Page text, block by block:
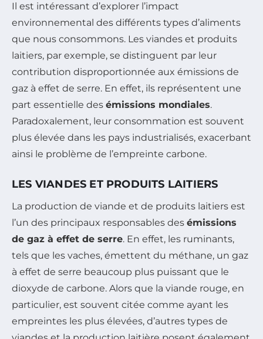
Il est intéressant d’explorer l’impact
environnemental des différents types d’aliments
que nous consommons. Les viandes et produits
laitiers, par exemple, se distinguent par leur
contribution disproportionnée aux émissions de
gaz à effet de serre. En effet, ils représentent une
part essentielle des émissions mondiales.
Paradoxalement, leur consommation est souvent
plus élevée dans les pays industrialisés, exacerbant
ainsi le problème de l’empreinte carbone.
LES VIANDES ET PRODUITS LAITIERS
La production de viande et de produits laitiers est
l’un des principaux responsables des émissions
de gaz à effet de serre. En effet, les ruminants,
tels que les vaches, émettent du méthane, un gaz
à effet de serre beaucoup plus puissant que le
dioxyde de carbone. Alors que la viande rouge, en
particulier, est souvent citée comme ayant les
empreintes les plus élevées, d’autres types de